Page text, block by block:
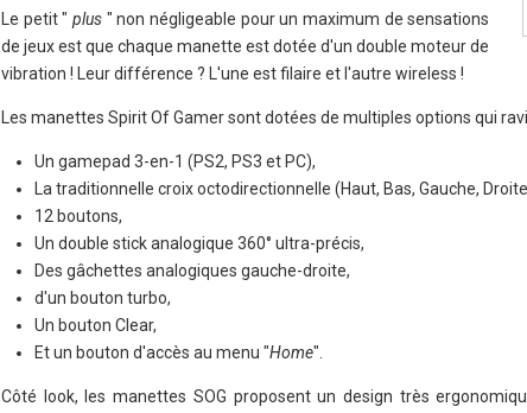
Le petit " plus " non négligeable pour un maximum de sensations
de jeux est que chaque manette est dotée d'un double moteur de
vibration ! Leur différence ? L'une est filaire et l'autre wireless !
Les manettes Spirit Of Gamer sont dotées de multiples options qui
Un gamepad 3-en-1 (PS2, PS3 et PC),
La traditionnelle croix octodirectionnelle (Haut, Bas, Gauche,
12 boutons,
Un double stick analogique 360° ultra-précis,
Des gâchettes analogiques gauche-droite,
d'un bouton turbo,
Un bouton Clear,
Et un bouton d'accès au menu "Home".
Côté look, les manettes SOG proposent un design très